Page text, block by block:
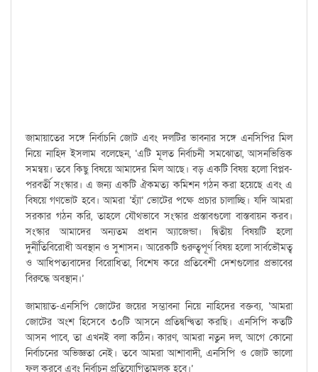
জামায়াতের সঙ্গে নির্বাচনি জোট এবং দলটির ভাবনার সঙ্গে এনসিপির মিল
নিয়ে নাহিদ ইসলাম বলেছেন, ‘এটি মূলত নির্বাচনী সমঝোতা, আসনভিত্তিক
সমন্বয়। তবে কিছু বিষয়ে আমাদের মিল আছে। বড় একটি বিষয় হলো বিপ্লব-
পরবর্তী সংস্কার। এ জন্য একটি ঐকমত্য কমিশন গঠন করা হয়েছে এবং এ
বিষয়ে গণভোট হবে। আমরা ‘হ্যাঁ’ ভোটের পক্ষে প্রচার চালাচ্ছি। যদি আমরা
সরকার গঠন করি, তাহলে যৌথভাবে সংস্কার প্রস্তাবগুলো বাস্তবায়ন করব।
সংস্কার আমাদের অন্যতম প্রধান অ্যাজেন্ডা। দ্বিতীয় বিষয়টি হলো
দুর্নীতিবিরোধী অবস্থান ও সুশাসন। আরেকটি গুরুত্বপূর্ণ বিষয় হলো সার্বভৌমত্ব
ও আধিপত্যবাদের বিরোধিতা, বিশেষ করে প্রতিবেশী দেশগুলোর প্রভাবের
বিরুদ্ধে অবস্থান।’
জামায়াত-এনসিপি জোটের জয়ের সম্ভাবনা নিয়ে নাহিদের বক্তব্য, ‘আমরা
জোটের অংশ হিসেবে ৩০টি আসনে প্রতিদ্বন্দ্বিতা করছি। এনসিপি কতটি
আসন পাবে, তা এখনই বলা কঠিন। কারণ, আমরা নতুন দল, আগে কোনো
নির্বাচনের অভিজ্ঞতা নেই। তবে আমরা আশাবাদী, এনসিপি ও জোট ভালো
ফল করবে এবং নির্বাচন প্রতিযোগিতামূলক হবে।’